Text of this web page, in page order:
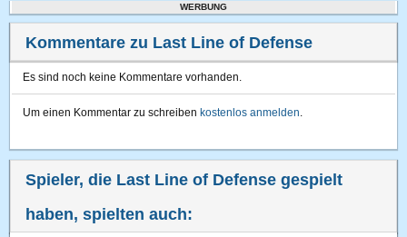
WERBUNG
Kommentare zu Last Line of Defense
Es sind noch keine Kommentare vorhanden.
Um einen Kommentar zu schreiben kostenlos anmelden.
Spieler, die Last Line of Defense gespielt
haben, spielten auch: